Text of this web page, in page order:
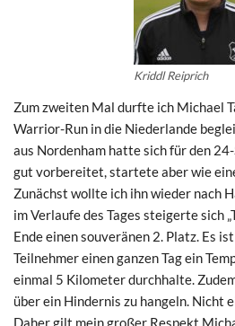
Kriddl Reiprich
Zum zweiten Mal durfte ich Michael
Warrior-Run in die Niederlande
aus Nordenham hatte sich für den
gut vorbereitet, startete aber wie
Zunächst wollte ich ihn wieder nach
im Verlaufe des Tages steigerte sich
Ende einen souveränen 2. Platz. Es
Teilnehmer einen ganzen Tag ein
einmal 5 Kilometer durchhalte.
über ein Hindernis zu hangeln. Nicht
Daher gilt mein großer Respekt